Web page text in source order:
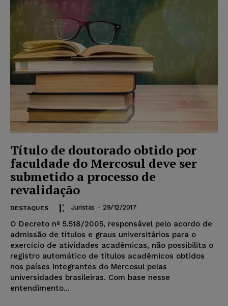
Título de doutorado obtido por
faculdade do Mercosul deve ser
submetido a processo de
revalidação
DESTAQUES Juristas - 29/12/2017
O Decreto nº 5.518/2005, responsável pelo acordo de
admissão de títulos e graus universitários para o
exercício de atividades acadêmicas, não possibilita o
registro automático de títulos acadêmicos obtidos
nos países integrantes do Mercosul pelas
universidades brasileiras. Com base nesse
entendimento...